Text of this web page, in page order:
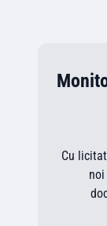
Cu